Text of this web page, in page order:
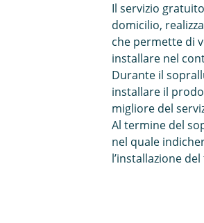
Il servizio
domicilio,
che permette di
installare nel
Durante il
installare il
migliore del
Al termine del
nel quale
l’installazione